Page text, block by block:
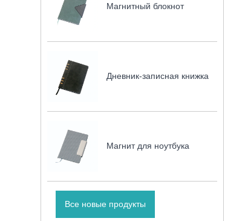
Магнитный блокнот
Дневник-записная книжка
Магнит для ноутбука
Все новые продукты